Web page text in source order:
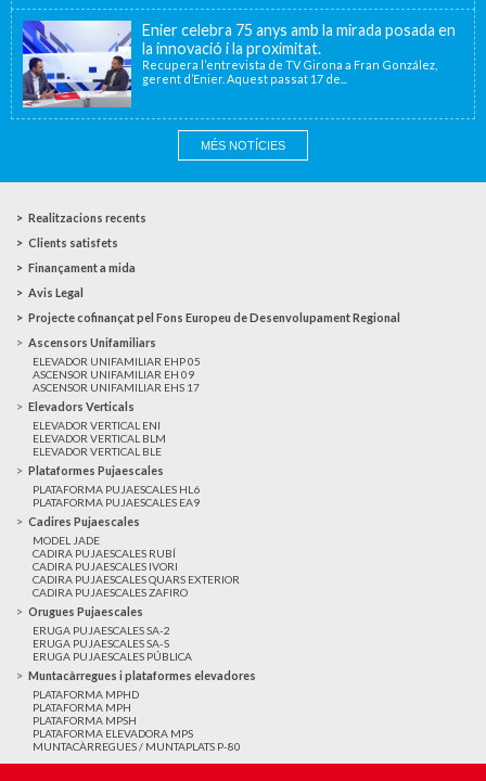
Enier celebra 75 anys amb la mirada posada en
la innovació i la proximitat.
Recupera l’entrevista de TV Girona a Fran González,
gerent d’Enier. Aquest passat 17 de...
MÉS NOTÍCIES
Realitzacions recents
Clients satisfets
Finançament a mida
Avis Legal
Projecte cofinançat pel Fons Europeu de Desenvolupament Regional
Ascensors Unifamiliars
ELEVADOR UNIFAMILIAR EHP 05
ASCENSOR UNIFAMILIAR EH 09
ASCENSOR UNIFAMILIAR EHS 17
Elevadors Verticals
ELEVADOR VERTICAL ENI
ELEVADOR VERTICAL BLM
ELEVADOR VERTICAL BLE
Plataformes Pujaescales
PLATAFORMA PUJAESCALES HL6
PLATAFORMA PUJAESCALES EA9
Cadires Pujaescales
MODEL JADE
CADIRA PUJAESCALES RUBÍ
CADIRA PUJAESCALES IVORI
CADIRA PUJAESCALES QUARS EXTERIOR
CADIRA PUJAESCALES ZAFIRO
Orugues Pujaescales
ERUGA PUJAESCALES SA-2
ERUGA PUJAESCALES SA-S
ERUGA PUJAESCALES PÚBLICA
Muntacàrregues i plataformes elevadores
PLATAFORMA MPHD
PLATAFORMA MPH
PLATAFORMA MPSH
PLATAFORMA ELEVADORA MPS
MUNTACÀRREGUES / MUNTAPLATS P-80